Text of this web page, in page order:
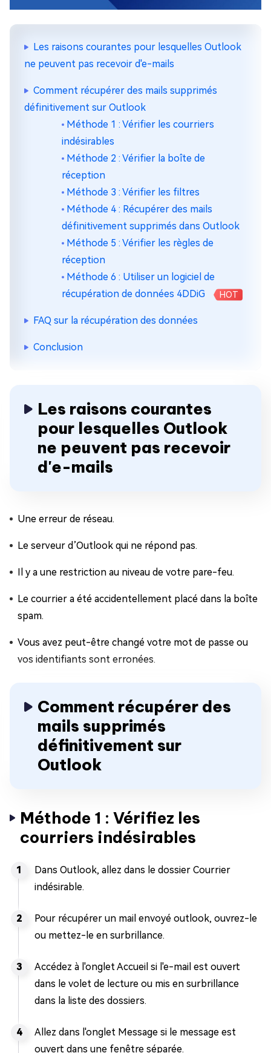
Les raisons courantes pour lesquelles Outlook
ne peuvent pas recevoir d'e-mails
Comment récupérer des mails supprimés
définitivement sur Outlook
Méthode 1 : Vérifier les courriers
indésirables
Méthode 2 : Vérifier la boîte de
réception
Méthode 3 : Vérifier les filtres
Méthode 4 : Récupérer des mails
définitivement supprimés dans Outlook
Méthode 5 : Vérifier les règles de
réception
Méthode 6 : Utiliser un logiciel de
récupération de données 4DDiG
HOT
FAQ sur la récupération des données
Conclusion
Les raisons courantes
pour lesquelles Outlook
ne peuvent pas recevoir
d'e-mails
Une erreur de réseau.
Le serveur d’Outlook qui ne répond pas.
Il y a une restriction au niveau de votre pare-feu.
Le courrier a été accidentellement placé dans la boîte
spam.
Vous avez peut-être changé votre mot de passe ou
vos identifiants sont erronées.
Comment récupérer des
mails supprimés
définitivement sur
Outlook
Méthode 1 : Vérifiez les
courriers indésirables
Dans Outlook, allez dans le dossier Courrier
indésirable.
Pour récupérer un mail envoyé outlook, ouvrez-le
ou mettez-le en surbrillance.
Accédez à l'onglet Accueil si l'e-mail est ouvert
dans le volet de lecture ou mis en surbrillance
dans la liste des dossiers.
Allez dans l'onglet Message si le message est
ouvert dans une fenêtre séparée.